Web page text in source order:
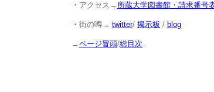
・ アクセス→ 所蔵大学図書館・請求番号
・ 街の噂→ twitter/ 掲示板 / blog
→ページ冒頭/総目次